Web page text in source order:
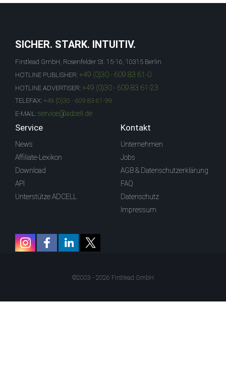
SICHER. STARK. INTUITIV.
Firstlead GmbH, Rosenfelder St. 15-16, 10315 Berlin
HOTLINE PUBLISHER: +49 (0)30 - 609 83 61-0
HOTLINE ADVERTISER: +49 (0)30 - 609 83 61-23
TELEFAX: +49 (0)30 - 609 83 61-99
E-MAIL: service@adcell.de
Service
News
Affiliate-Lexikon
Download
API
Unterstütze ADCELL
Kontakt
Unternehmen
Jobs
AGB & Datenschutzerklärung
FAQ
Datenschutz
Impressum
©2003 - 2026 Firstlead GmbH